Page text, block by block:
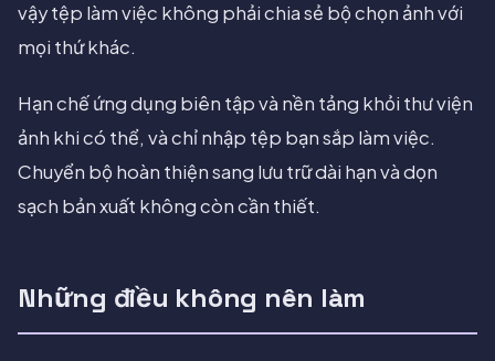
vậy tệp làm việc không phải chia sẻ bộ chọn ảnh với
mọi thứ khác.
Hạn chế ứng dụng biên tập và nền tảng khỏi thư viện
ảnh khi có thể, và chỉ nhập tệp bạn sắp làm việc.
Chuyển bộ hoàn thiện sang lưu trữ dài hạn và dọn
sạch bản xuất không còn cần thiết.
Những điều không nên làm